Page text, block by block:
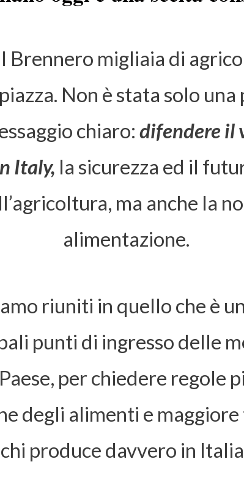
Brennero migliaia di
Non è stata solo
chiaro: difendere il
Italy, la sicurezza ed il
ma anche la
alimentazione.
riuniti in quello che è
punti di ingresso delle
per chiedere regole
degli alimenti e
chi produce davvero in